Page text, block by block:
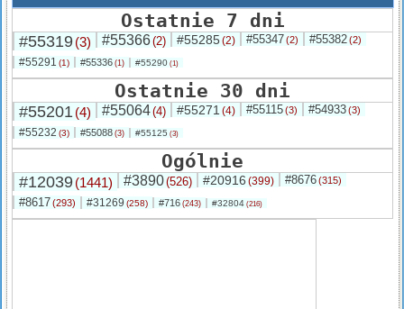
Ostatnie 7 dni
#55319(3) #55366(2) #55285(2) #55347(2) #55382(2)
#55291 (1) #55336 (1) #55290 (1)
Ostatnie 30 dni
#55201(4) #55064(4) #55271 (4) #55115(3) #54933(3)
#55232 (3) #55088 (3) #55125 (3)
Ogólnie
#12039(1441) #3890(526) #20916 (399) #8676(315)
#8617(293) #31269 (258) #716 (243) #32804 (216)